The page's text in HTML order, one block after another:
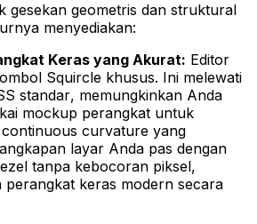
gesekan geometris dan struktural
menyediakan:
Keras yang Akurat: Editor
Squircle khusus. Ini melewati
standar, memungkinkan Anda
mockup perangkat untuk
curvature yang
layar Anda pas dengan
tanpa kebocoran piksel,
perangkat keras modern secara